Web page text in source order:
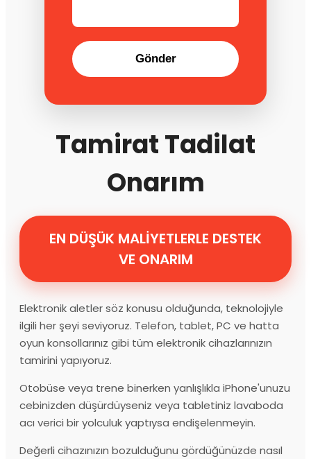
Gönder
Tamirat Tadilat
Onarım
EN DÜŞÜK MALİYETLERLE DESTEK
VE ONARIM
Elektronik aletler söz konusu olduğunda, teknolojiyle
ilgili her şeyi seviyoruz. Telefon, tablet, PC ve hatta
oyun konsollarınız gibi tüm elektronik cihazlarınızın
tamirini yapıyoruz.
Otobüse veya trene binerken yanlışlıkla iPhone'unuzu
cebinizden düşürdüyseniz veya tabletiniz lavaboda
acı verici bir yolculuk yaptıysa endişelenmeyin.
Değerli cihazınızın bozulduğunu gördüğünüzde nasıl